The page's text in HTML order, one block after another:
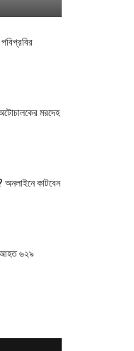
মরদেহ
অনলাইনে কাটবেন
৬২৯